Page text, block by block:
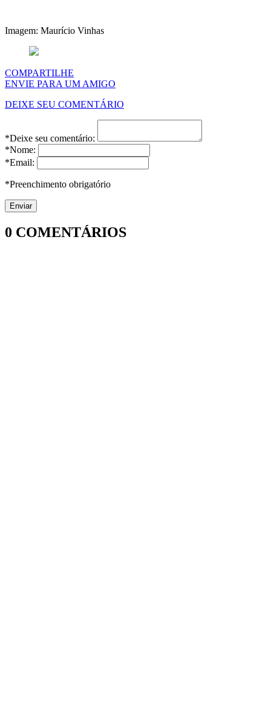
Imagem: Maurício Vinhas
COMPARTILHE
ENVIE PARA UM AMIGO
DEIXE SEU COMENTÁRIO
*Deixe seu comentário:
*Nome:
*Email:
*Preenchimento obrigatório
0 COMENTÁRIOS